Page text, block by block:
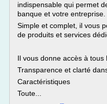
indispensable qui permet
banque et votre entreprise.
Simple et complet, il vous
de produits et services
Il vous donne accès à
Transparence et clarté
Caractéristiques
Toute...